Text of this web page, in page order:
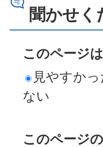
聞かせく
このページ
見やすかっ
ない
このページ